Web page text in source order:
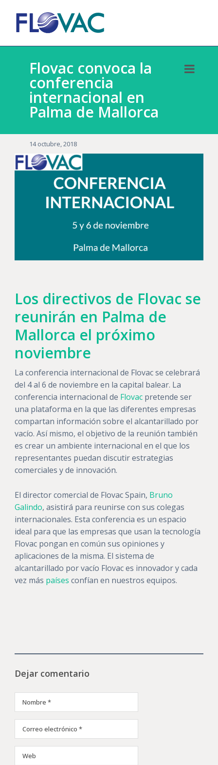
Flovac convoca la
conferencia
internacional en
Palma de Mallorca
14 octubre, 2018
Los directivos de Flovac se
reunirán en Palma de
Mallorca el próximo
noviembre
La conferencia internacional de Flovac se celebrará
del 4 al 6 de noviembre en la capital balear. La
conferencia internacional de Flovac pretende ser
una plataforma en la que las diferentes empresas
compartan información sobre el alcantarillado por
vacío. Así mismo, el objetivo de la reunión también
es crear un ambiente internacional en el que los
representantes puedan discutir estrategias
comerciales y de innovación.
El director comercial de Flovac Spain, Bruno
Galindo, asistirá para reunirse con sus colegas
internacionales. Esta conferencia es un espacio
ideal para que las empresas que usan la tecnología
Flovac pongan en común sus opiniones y
aplicaciones de la misma. El sistema de
alcantarillado por vacío Flovac es innovador y cada
vez más países confían en nuestros equipos.
Dejar comentario